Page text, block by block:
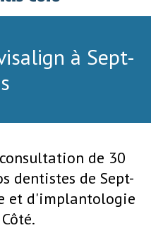
à Sept-
de 30
dentistes de Sept-
et d'implantologie
.